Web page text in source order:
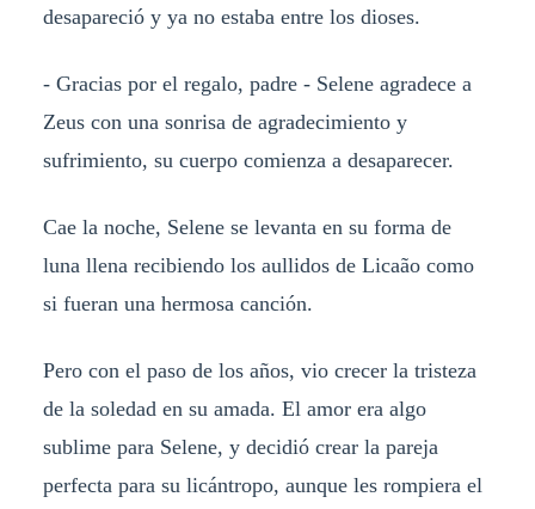
desapareció y ya no estaba entre los dioses.
- Gracias por el regalo, padre - Selene agradece a
Zeus con una sonrisa de agradecimiento y
sufrimiento, su cuerpo comienza a desaparecer.
Cae la noche, Selene se levanta en su forma de
luna llena recibiendo los aullidos de Licaão como
si fueran una hermosa canción.
Pero con el paso de los años, vio crecer la tristeza
de la soledad en su amada. El amor era algo
sublime para Selene, y decidió crear la pareja
perfecta para su licántropo, aunque les rompiera el